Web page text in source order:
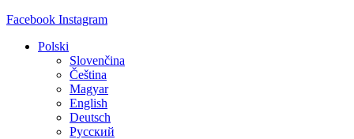
Facebook Instagram
Polski
Slovenčina
Čeština
Magyar
English
Deutsch
Русский